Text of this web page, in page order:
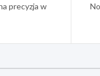
precyzja w